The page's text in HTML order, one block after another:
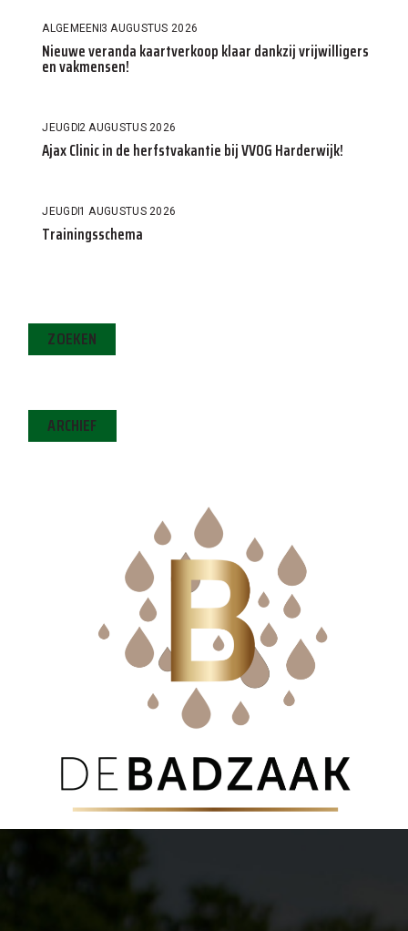
ALGEMEEN3 AUGUSTUS 2026
Nieuwe veranda kaartverkoop klaar dankzij vrijwilligers
en vakmensen!
JEUGD2 AUGUSTUS 2026
Ajax Clinic in de herfstvakantie bij VVOG Harderwijk!
JEUGD1 AUGUSTUS 2026
Trainingsschema
ZOEKEN
ARCHIEF